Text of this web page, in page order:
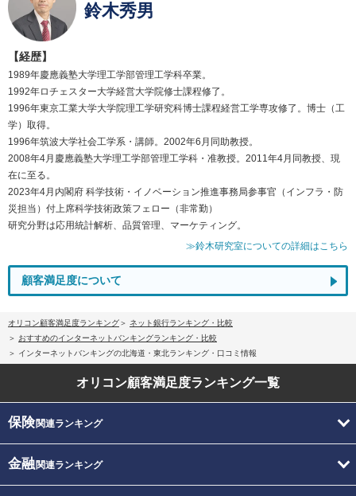
鈴木秀男
【経歴】
1989年慶應義塾大学理工学部管理工学科卒業。
1992年ロチェスター大学経営大学院修士課程修了。
1996年東京工業大学大学院理工学研究科博士課程経営工学専攻修了。博士（工
学）取得。
1996年筑波大学社会工学系・講師。2002年6月同助教授。
2008年4月慶應義塾大学理工学部管理工学科・准教授。2011年4月同教授、現
在に至る。
2023年4月内閣府 科学技術・イノベーション推進事務局参事官（インフラ・防
災担当）付上席科学技術政策フェロー（非常勤）
研究分野は応用統計解析、品質管理、マーケティング。
≫鈴木研究室についての詳細はこちら
顧客満足度について
オリコン顧客満足度ランキング
ネット銀行ランキング・比較
おすすめのインターネットバンキングランキング・比較
インターネットバンキングの北海道・東北ランキング・口コミ情報
オリコン顧客満足度ランキング一覧
保険関連ランキング
金融関連ランキング